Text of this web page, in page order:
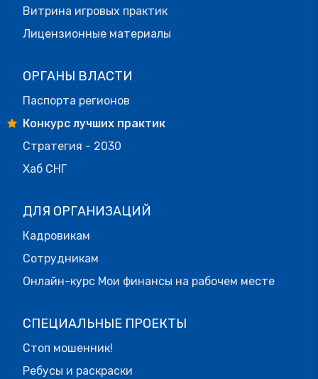
Витрина игровых практик
Лицензионные материалы
ОРГАНЫ ВЛАСТИ
Паспорта регионов
Конкурс лучших практик
Стратегия - 2030
Хаб СНГ
ДЛЯ ОРГАНИЗАЦИЙ
Кадровикам
Сотрудникам
Онлайн-курс Мои финансы на рабочем месте
СПЕЦИАЛЬНЫЕ ПРОЕКТЫ
Стоп мошенник!
Ребусы и раскраски